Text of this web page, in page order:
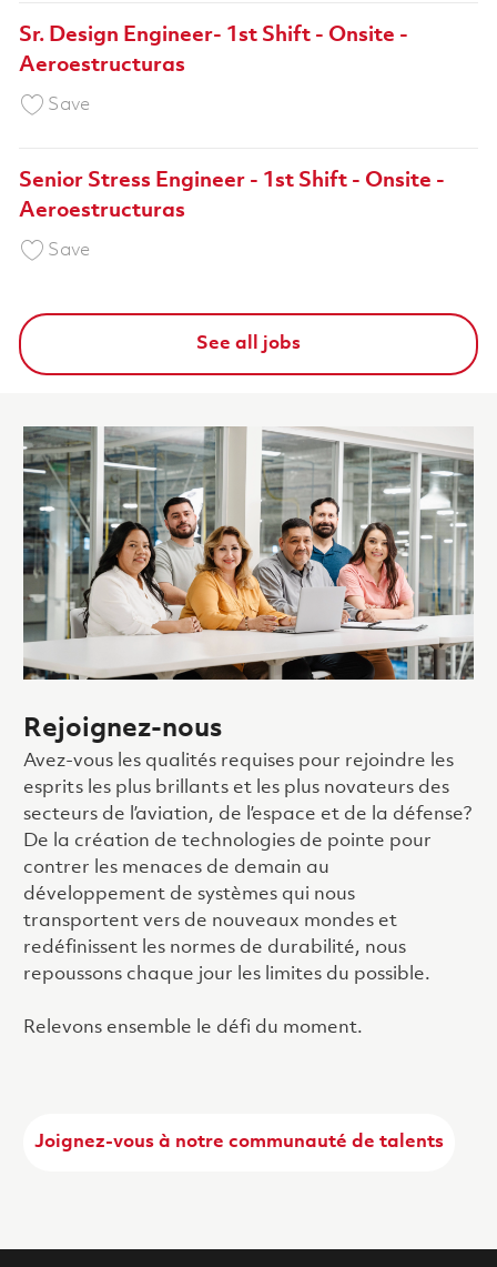
Sr. Design Engineer- 1st Shift - Onsite -
Aeroestructuras
SaveSave Sr. Design Engineer- 1st Shift - Onsite -
Senior Stress Engineer - 1st Shift - Onsite -
Aeroestructuras
SaveSave Senior Stress Engineer - 1st Shift -
See all jobs
Rejoignez-nous
Avez-vous les qualités requises pour rejoindre les
esprits les plus brillants et les plus novateurs des
secteurs de l’aviation, de l’espace et de la défense?
De la création de technologies de pointe pour
contrer les menaces de demain au
développement de systèmes qui nous
transportent vers de nouveaux mondes et
redéfinissent les normes de durabilité, nous
repoussons chaque jour les limites du possible.
Relevons ensemble le défi du moment.
Joignez-vous à notre communauté de talents